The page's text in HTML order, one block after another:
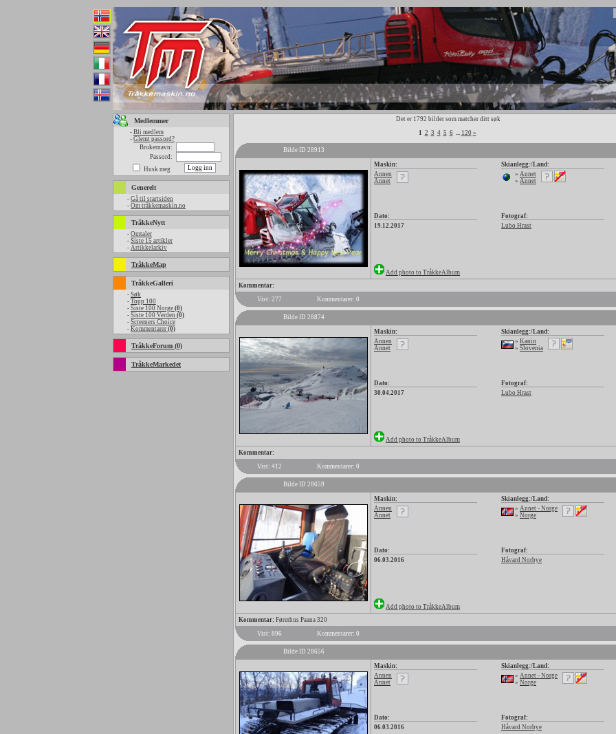
Medlemmer
- Bli medlem
- Glemt passord?
Brukernavn:
Passord:
Husk meg
Generelt
- Gå til startsiden
- Om tråkkemaskin.no
TråkkeNytt
- Omtaler
- Siste 15 artikler
- Artikkelarkiv
TråkkeMap
TråkkeGalleri
- Søk
- Topp 100
- Siste 100 Norge (0)
- Siste 100 Verden (0)
- Screeners Choice
- Kommentarer (0)
TråkkeForum (0)
TråkkeMarkedet
Det er 1792 bilder som matcher ditt søk
1 2 3 4 5 6... 120 »
Bilde ID 28913
Maskin:
Annen
Annet
Skianlegg:/Land:
» Annet
» Annet
Dato:
19.12.2017
Fotograf:
Lubo Hrast
Add photo to TråkkeAlbum
Kommentar:
Vist: 277
Kommentarer: 0
Bilde ID 28874
Maskin:
Annen
Annet
Skianlegg:/Land:
» Kanin
» Slovenia
Dato:
30.04.2017
Fotograf:
Lubo Hrast
Add photo to TråkkeAlbum
Kommentar:
Vist: 412
Kommentarer: 0
Bilde ID 28659
Maskin:
Annen
Annet
Skianlegg:/Land:
» Annet - Norge
» Norge
Dato:
06.03.2016
Fotograf:
Håvard Norbye
Add photo to TråkkeAlbum
Kommentar: Førerhus Paana 320
Vist: 896
Kommentarer: 0
Bilde ID 28656
Maskin:
Annen
Annet
Skianlegg:/Land:
» Annet - Norge
» Norge
Dato:
06.03.2016
Fotograf:
Håvard Norbye